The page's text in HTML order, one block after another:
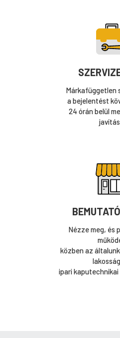
Márkafüggetlen
a bejelentést
24 órán belül
Nézze meg, és
közben az
ipari